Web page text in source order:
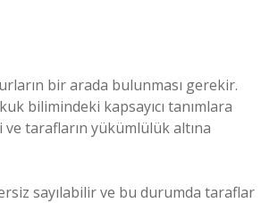
bir arada bulunması gerekir.
bilimindeki kapsayıcı tanımlara
tarafların yükümlülük altına
sayılabilir ve bu durumda taraflar